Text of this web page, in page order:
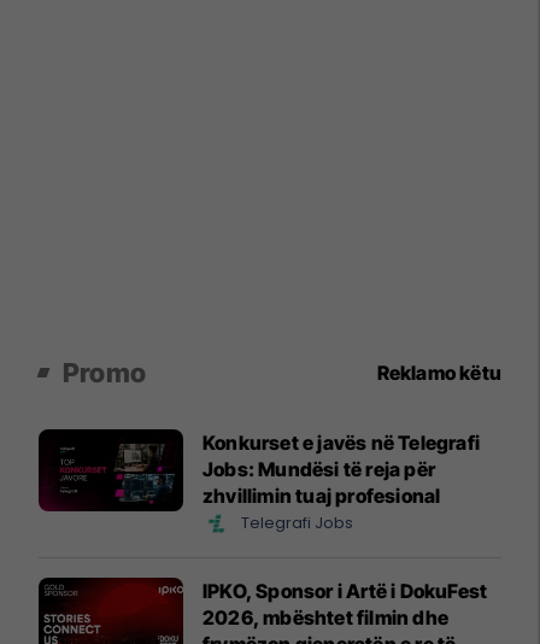
Promo Reklamo këtu
Konkurset e javës në Telegrafi
Jobs: Mundësi të reja për
zhvillimin tuaj profesional
Telegrafi Jobs
IPKO, Sponsor i Artë i DokuFest
2026, mbështet filmin dhe